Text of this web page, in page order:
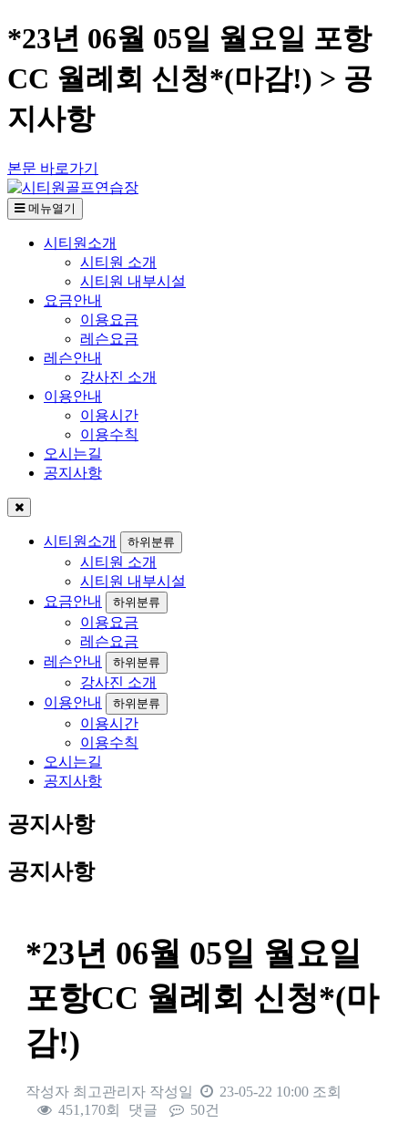
*23년 06월 05일 월요일 포항
CC 월례회 신청*(마감!) > 공
지사항
본문 바로가기
메뉴열기
시티원소개
시티원 소개
시티원 내부시설
요금안내
이용요금
레슨요금
레슨안내
강사진 소개
이용안내
이용시간
이용수칙
오시는길
공지사항
시티원소개 하위분류
시티원 소개
시티원 내부시설
요금안내
하위분류
이용요금
레슨요금
레슨안내
하위분류
강사진 소개
이용안내
하위분류
이용시간
이용수칙
오시는길
공지사항
공지사항
공지사항
*23년 06월 05일 월요일
포항CC 월례회 신청*(마
감!)
작성자 최고관리자 작성일 23-05-22 10:00 조회
451,170회
댓글 50건